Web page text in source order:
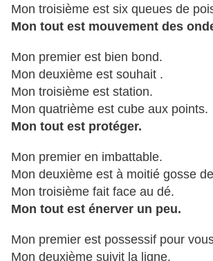
Mon troisième est six queues de
Mon tout est mouvement des
Mon premier est bien bond.
Mon deuxième est souhait .
Mon troisième est station.
Mon quatrième est cube aux points.
Mon tout est protéger.
Mon premier en imbattable.
Mon deuxième est à moitié gosse
Mon troisième fait face au dé.
Mon tout est énerver un peu.
Mon premier est possessif pour
Mon deuxième suivit la ligne.